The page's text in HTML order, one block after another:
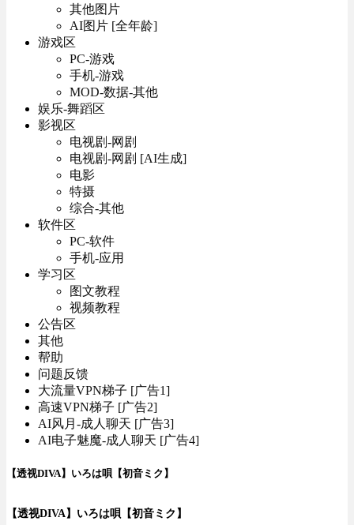
其他图片
AI图片 [全年龄]
游戏区
PC-游戏
手机-游戏
MOD-数据-其他
娱乐-舞蹈区
影视区
电视剧-网剧
电视剧-网剧 [AI生成]
电影
特摄
综合-其他
软件区
PC-软件
手机-应用
学习区
图文教程
视频教程
公告区
其他
帮助
问题反馈
大流量VPN梯子 [广告1]
高速VPN梯子 [广告2]
AI风月-成人聊天 [广告3]
AI电子魅魔-成人聊天 [广告4]
【透视DIVA】いろは唄【初音ミク】
【透视DIVA】いろは唄【初音ミク】